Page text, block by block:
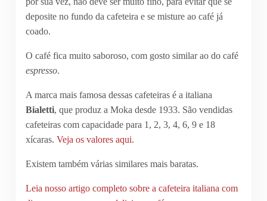
deposite no fundo da cafeteira e se misture ao café já
coado.
O café fica muito saboroso, com gosto similar ao do café
espresso.
A marca mais famosa dessas cafeteiras é a italiana
Bialetti, que produz a Moka desde 1933. São vendidas
cafeteiras com capacidade para 1, 2, 3, 4, 6, 9 e 18
xícaras. Veja os valores aqui.
Existem também várias similares mais baratas.
Leia nosso artigo completo sobre a cafeteira italiana com